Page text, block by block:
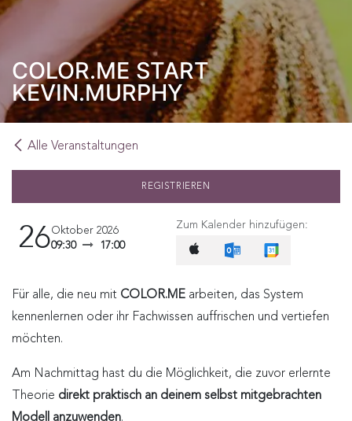
COLOR.ME START
KEVIN.MURPHY
Alle Veranstaltungen
REGISTRIEREN
26Oktober 2026
09:30
17:00
Zum Kalender hinzufügen:
Für alle, die neu mit COLOR.ME arbeiten, das System
kennenlernen oder ihr Fachwissen auffrischen und vertiefen
möchten.
Am Nachmittag hast du die Möglichkeit, die zuvor erlernte
Theorie direkt praktisch an deinem selbst mitgebrachten
Modell anzuwenden.